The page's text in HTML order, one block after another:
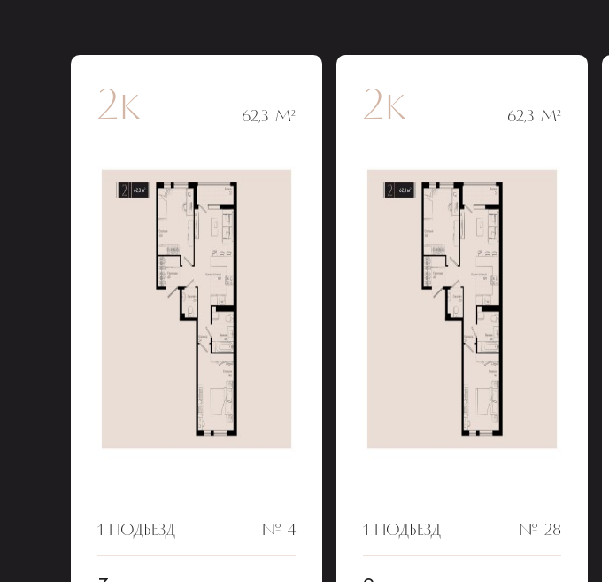
2к 62,3 М²
1 ПОДЪЕЗД № 4
2к 62,3 М²
1 ПОДЪЕЗД № 28